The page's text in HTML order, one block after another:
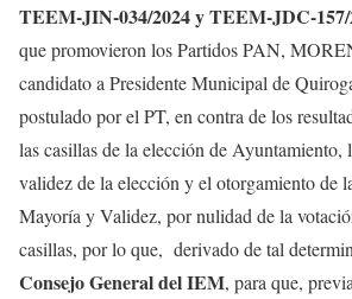
TEEM-JIN-034/2024 y TEEM-JDC-157/
que promovieron los Partidos PAN,
candidato a Presidente Municipal de
postulado por el PT, en contra de los
las casillas de la elección de Ayuntamiento,
validez de la elección y el otorgamiento de
Mayoría y Validez, por nulidad de la
casillas, por lo que, derivado de tal
Consejo General del IEM, para que,